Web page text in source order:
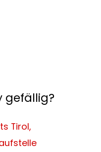
gefällig?
Tirol,